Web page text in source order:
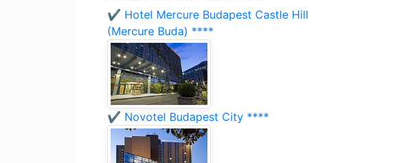
✔️ Hotel Mercure Budapest Castle Hill
(Mercure Buda) ****
✔️ Novotel Budapest City ****